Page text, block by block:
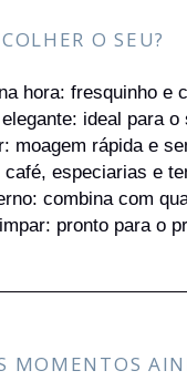
O SEU?
hora: fresquinho e
ideal para
moagem rápida e
especiarias e
combina com
pronto para o
MOMENTOS